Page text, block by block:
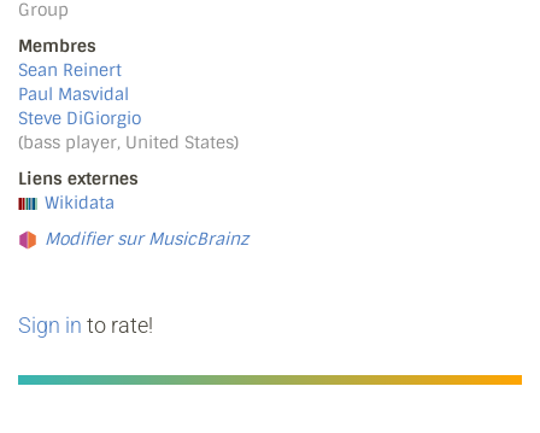
Group
Membres
Sean Reinert
Paul Masvidal
Steve DiGiorgio
(bass player, United States)
Liens externes
Wikidata
Modifier sur MusicBrainz
Sign in to rate!